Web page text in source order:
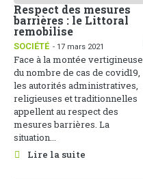
Respect des mesures
barrières : le Littoral
remobilise
SOCIÉTÉ - 17 mars 2021
Face à la montée vertigineuse
du nombre de cas de covid19,
les autorités administratives,
religieuses et traditionnelles
appellent au respect des
mesures barrières. La
situation...
Lire la suite